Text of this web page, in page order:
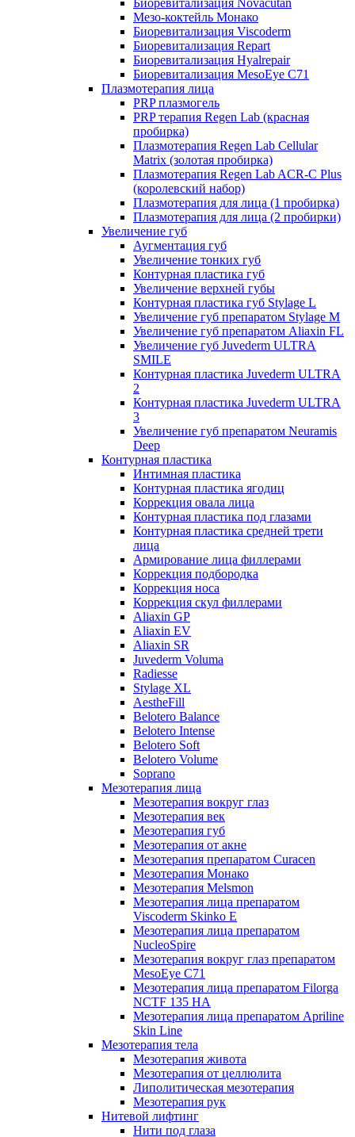
Биоревитализация Novacutan
Мезо-коктейль Монако
Биоревитализация Viscoderm
Биоревитализация Repart
Биоревитализация Hyalrepair
Биоревитализация MesoEye C71
Плазмотерапия лица
PRP плазмогель
PRP терапия Regen Lab (красная
пробирка)
Плазмотерапия Regen Lab Cellular
Matrix (золотая пробирка)
Плазмотерапия Regen Lab ACR-C Plus
(королевский набор)
Плазмотерапия для лица (1 пробирка)
Плазмотерапия для лица (2 пробирки)
Увеличение губ
Аугментация губ
Увеличение тонких губ
Контурная пластика губ
Увеличение верхней губы
Контурная пластика губ Stylage L
Увеличение губ препаратом Stylage M
Увеличение губ препаратом Aliaxin FL
Увеличение губ Juvederm ULTRA
SMILE
Контурная пластика Juvederm ULTRA
2
Контурная пластика Juvederm ULTRA
3
Увеличение губ препаратом Neuramis
Deep
Контурная пластика
Интимная пластика
Контурная пластика ягодиц
Коррекция овала лица
Контурная пластика под глазами
Контурная пластика средней трети
лица
Армирование лица филлерами
Коррекция подбородка
Коррекция носа
Коррекция скул филлерами
Aliaxin GP
Aliaxin EV
Aliaxin SR
Juvederm Voluma
Radiesse
Stylage XL
AestheFill
Belotero Balance
Belotero Intense
Belotero Soft
Belotero Volume
Soprano
Мезотерапия лица
Мезотерапия вокруг глаз
Мезотерапия век
Мезотерапия губ
Мезотерапия от акне
Мезотерапия препаратом Curacen
Мезотерапия Монако
Мезотерапия Melsmon
Мезотерапия лица препаратом
Viscoderm Skinko E
Мезотерапия лица препаратом
NucleoSpire
Мезотерапия вокруг глаз препаратом
MesoEye С71
Мезотерапия лица препаратом Filorga
NCTF 135 HA
Мезотерапия лица препаратом Apriline
Skin Line
Мезотерапия тела
Мезотерапия живота
Мезотерапия от целлюлита
Липолитическая мезотерапия
Мезотерапия рук
Нитевой лифтинг
Нити под глаза